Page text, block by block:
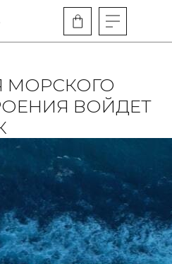
МОРСКОГО
ВОЙДЕТ